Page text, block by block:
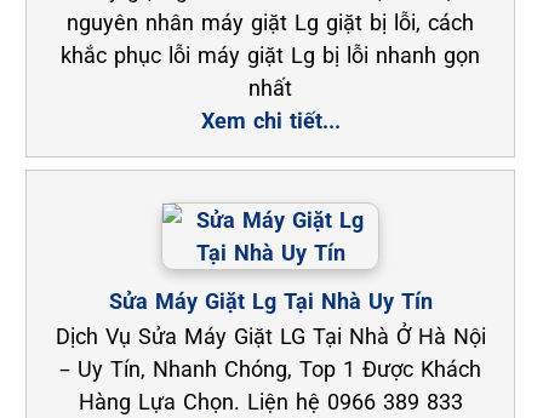
nguyên nhân máy giặt Lg giặt bị lỗi, cách
khắc phục lỗi máy giặt Lg bị lỗi nhanh gọn
nhất
Xem chi tiết...
Sửa Máy Giặt Lg Tại Nhà Uy Tín
Dịch Vụ Sửa Máy Giặt LG Tại Nhà Ở Hà Nội
– Uy Tín, Nhanh Chóng, Top 1 Được Khách
Hàng Lựa Chọn. Liện hệ 0966 389 833